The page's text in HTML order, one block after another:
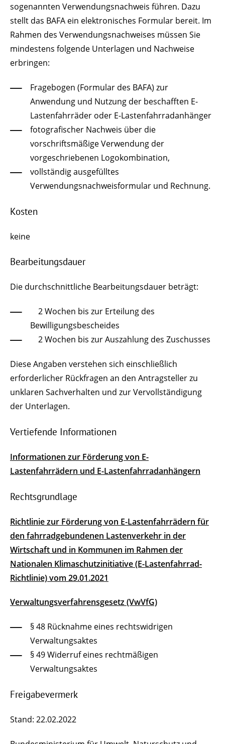
sogenannten Verwendungsnachweis führen. Dazu
stellt das BAFA ein elektronisches Formular bereit. Im
Rahmen des Verwendungsnachweises müssen Sie
mindestens folgende Unterlagen und Nachweise
erbringen:
­Fragebogen (Formular des BAFA) zur
Anwendung und Nutzung der beschafften E-
Lastenfahrräder oder E-Lastenfahrradanhänger
­fotografischer Nachweis über die
vorschriftsmäßige Verwendung der
vorgeschriebenen Logokombination,
­vollständig ausgefülltes
Verwendungsnachweisformular und Rechnung.
Kosten
keine
Bearbeitungsdauer
Die durchschnittliche Bearbeitungsdauer beträgt:
­ 2 Wochen bis zur Erteilung des
Bewilligungsbescheides
­ 2 Wochen bis zur Auszahlung des Zuschusses
Diese Angaben verstehen sich einschließlich
erforderlicher Rückfragen an den Antragsteller zu
unklaren Sachverhalten und zur Vervollständigung
der Unterlagen.
Vertiefende Informationen
Informationen zur Förderung von E-
Lastenfahrrädern und E-Lastenfahrradanhängern
Rechtsgrundlage
Richtlinie zur Förderung von E-Lastenfahrrädern für
den fahrradgebundenen Lastenverkehr in der
Wirtschaft und in Kommunen im Rahmen der
Nationalen Klimaschutzinitiative (E-Lastenfahrrad-
Richtlinie) vom 29.01.2021
Verwaltungsverfahrensgesetz (VwVfG)
§ 48 Rücknahme eines rechtswidrigen
Verwaltungsaktes
§ 49 Widerruf eines rechtmäßigen
Verwaltungsaktes
Freigabevermerk
Stand: 22.02.2022